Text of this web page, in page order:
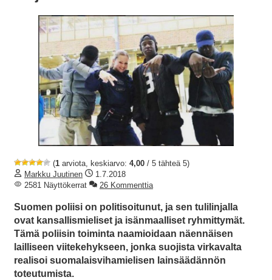
(1 arviota, keskiarvo: 4,00 / 5 tähteä 5)
Markku Juutinen
1.7.2018
2581 Näyttökerrat
26 Kommenttia
Suomen poliisi on politisoitunut, ja sen tulilinjalla
ovat kansallismieliset ja isänmaalliset ryhmittymät.
Tämä poliisin toiminta naamioidaan näennäisen
lailliseen viitekehykseen, jonka suojista virkavalta
realisoi suomalaisvihamielisen lainsäädännön
toteutumista.